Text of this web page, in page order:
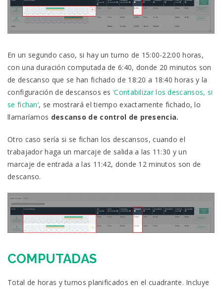
En un segundo caso, si hay un turno de 15:00-22:00 horas,
con una duración computada de 6:40, donde 20 minutos son
de descanso que se han fichado de 18:20 a 18:40 horas y la
configuración de descansos es‘Contabilizar los descansos, si
se fichan’, se mostrará el tiempo exactamente fichado, lo
llamaríamos descanso de control de presencia.
Otro caso sería si se fichan los descansos, cuando el
trabajador haga un marcaje de salida a las 11:30 y un
marcaje de entrada a las 11:42, donde 12 minutos son de
descanso.
COMPUTADAS
Total de horas y turnos planificados en el cuadrante. Incluye